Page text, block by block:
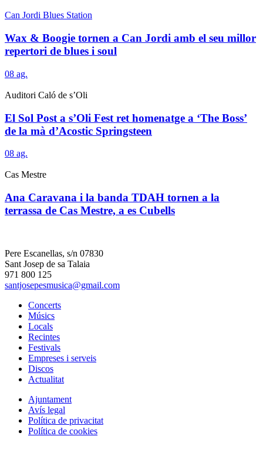
Can Jordi Blues Station
Wax & Boogie tornen a Can Jordi amb el seu millor
repertori de blues i soul
08 ag.
Auditori Caló de s’Oli
El Sol Post a s’Oli Fest ret homenatge a ‘The Boss’
de la mà d’Acostic Springsteen
08 ag.
Cas Mestre
Ana Caravana i la banda TDAH tornen a la
terrassa de Cas Mestre, a es Cubells
Pere Escanellas, s/n 07830
Sant Josep de sa Talaia
971 800 125
santjosepesmusica@gmail.com
Concerts
Músics
Locals
Recintes
Festivals
Empreses i serveis
Discos
Actualitat
Ajuntament
Avís legal
Política de privacitat
Política de cookies